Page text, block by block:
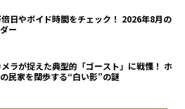
日やボイド時間をチェック！ 2026年8月の
ー
ラが捉えた典型的「ゴースト」に戦慄！ ホ
民家を闊歩する“白い影”の謎